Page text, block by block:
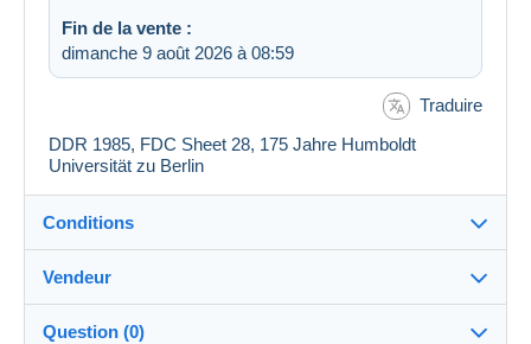
Fin de la vente :
dimanche 9 août 2026 à 08:59
Traduire
DDR 1985, FDC Sheet 28, 175 Jahre Humboldt
Universität zu Berlin
Conditions
Destination :
Voir la liste des pays
Vendeur
Question (0)